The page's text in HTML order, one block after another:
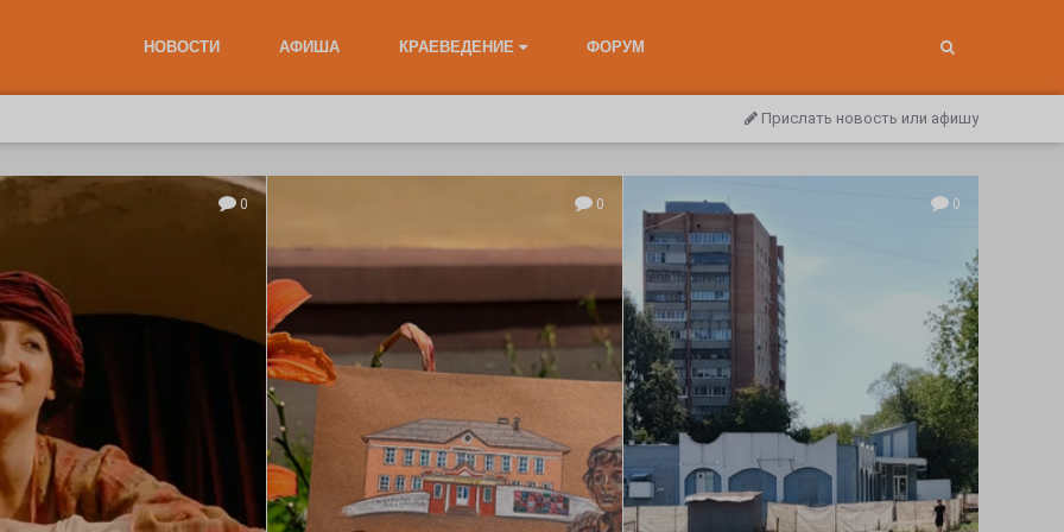
НОВОСТИ АФИША КРАЕВЕДЕНИЕ ФОРУМ
Прислать новость или афишу
0 0 0